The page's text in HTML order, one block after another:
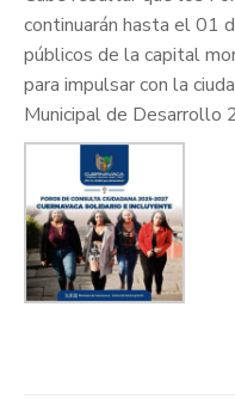
continuarán hasta el 01
públicos de la capital
para impulsar con la
Municipal de Desarrollo